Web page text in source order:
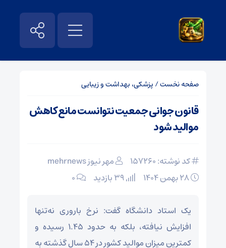
صفحه نخست/ پزشکی، بهداشت و زیبایی
قانون جوانی جمعیت نتوانست مانع کاهش
موالید شود
کد نوشته: 157260
مهر نیوز mehrnews
۰
یک استاد دانشگاه گفت: نرخ باروری نه‌تنها
افزایش نیافته، بلکه به حدود ۱.۴۵ رسیده و
کمترین میزان موالید کشور در ۵۴ سال گذشته به